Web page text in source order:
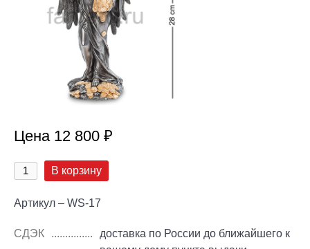
Цена 12 800 ₽
В корзину
Артикул – WS-17
СДЭК
доставка по России до ближайшего к